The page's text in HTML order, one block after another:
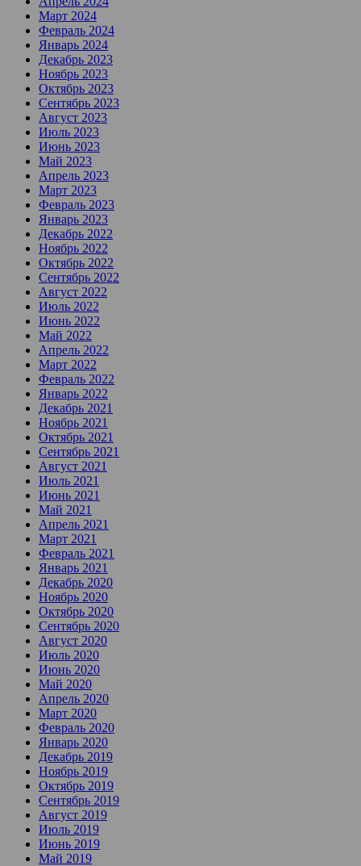
Март 2024
Февраль 2024
Январь 2024
Декабрь 2023
Ноябрь 2023
Октябрь 2023
Сентябрь 2023
Август 2023
Июль 2023
Июнь 2023
Май 2023
Апрель 2023
Март 2023
Февраль 2023
Январь 2023
Декабрь 2022
Ноябрь 2022
Октябрь 2022
Сентябрь 2022
Август 2022
Июль 2022
Июнь 2022
Май 2022
Апрель 2022
Март 2022
Февраль 2022
Январь 2022
Декабрь 2021
Ноябрь 2021
Октябрь 2021
Сентябрь 2021
Август 2021
Июль 2021
Июнь 2021
Май 2021
Апрель 2021
Март 2021
Февраль 2021
Январь 2021
Декабрь 2020
Ноябрь 2020
Октябрь 2020
Сентябрь 2020
Август 2020
Июль 2020
Июнь 2020
Май 2020
Апрель 2020
Март 2020
Февраль 2020
Январь 2020
Декабрь 2019
Ноябрь 2019
Октябрь 2019
Сентябрь 2019
Август 2019
Июль 2019
Июнь 2019
Май 2019